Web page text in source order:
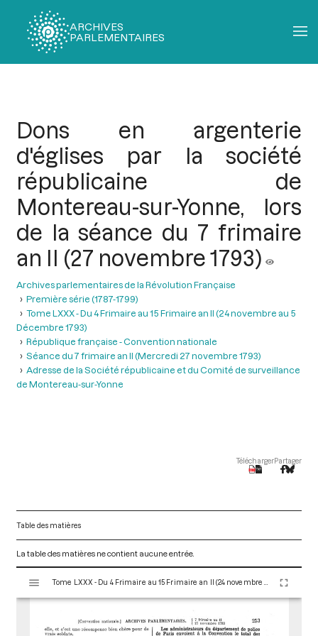
ARCHIVES
PARLEMENTAIRES
Dons en argenterie
d'églises par la société
républicaine de
Montereau-sur-Yonne, lors
de la séance du 7 frimaire
an II (27 novembre 1793)
Archives parlementaires de la Révolution Française
Première série (1787-1799)
Tome LXXX - Du 4 Frimaire au 15 Frimaire an II (24 novembre au 5
Décembre 1793)
République française - Convention nationale
Séance du 7 frimaire an II (Mercredi 27 novembre 1793)
Adresse de la Société républicaine et du Comité de surveillance
de Montereau-sur-Yonne
TéléchargerPartager
Table des matières
La table des matières ne contient aucune entrée.
s